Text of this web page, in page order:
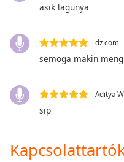
Caption
Background
Color
asik lagunya
dz com
semoga makin
Aditya
sip